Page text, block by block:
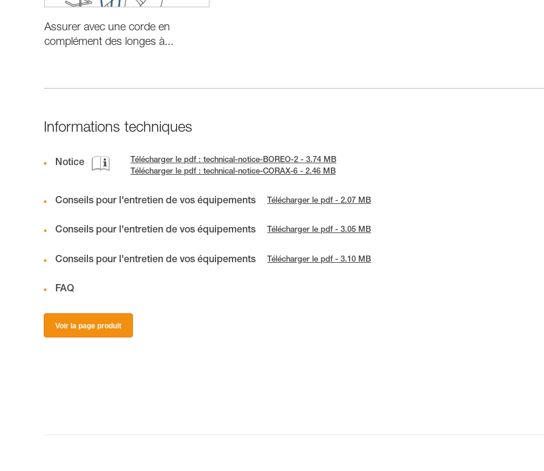
Assurer avec une corde en
complément des longes à...
Informations techniques
Notice
Télécharger le pdf : technical-notice-BOREO-2 - 3.74 MB
Télécharger le pdf : technical-notice-CORAX-6 - 2.46 MB
Conseils pour l'entretien de vos équipements Télécharger le pdf - 2.07 MB
Conseils pour l'entretien de vos équipements Télécharger le pdf - 3.05 MB
Conseils pour l'entretien de vos équipements Télécharger le pdf - 3.10 MB
FAQ
Voir la page produit